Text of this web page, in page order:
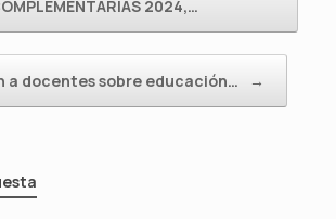
2024,…
a docentes sobre educación… →